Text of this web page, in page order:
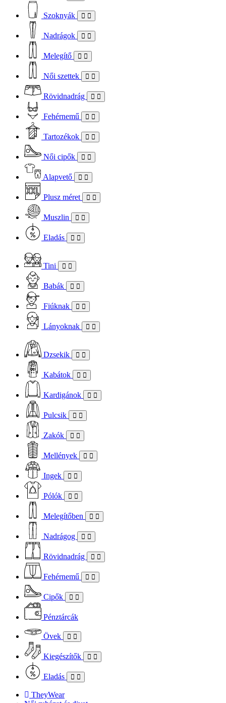
Szoknyák
Nadrágok
Melegítő
Női szettek
Rövidnadrág
Fehérnemű
Tartozékok
Női cipők
Alapvető
Plusz méret
Muszlin
Eladás
Tini
Babák
Fiúknak
Lányoknak
Dzsekik
Kabátok
Kardigánok
Pulcsik
Zakók
Mellények
Ingek
Pólók
Melegítőben
Nadrágog
Rövidnadrág
Fehérnemű
Cipők
Pénztárcák
Övek
Kiegészítők
Eladás
TheyWear